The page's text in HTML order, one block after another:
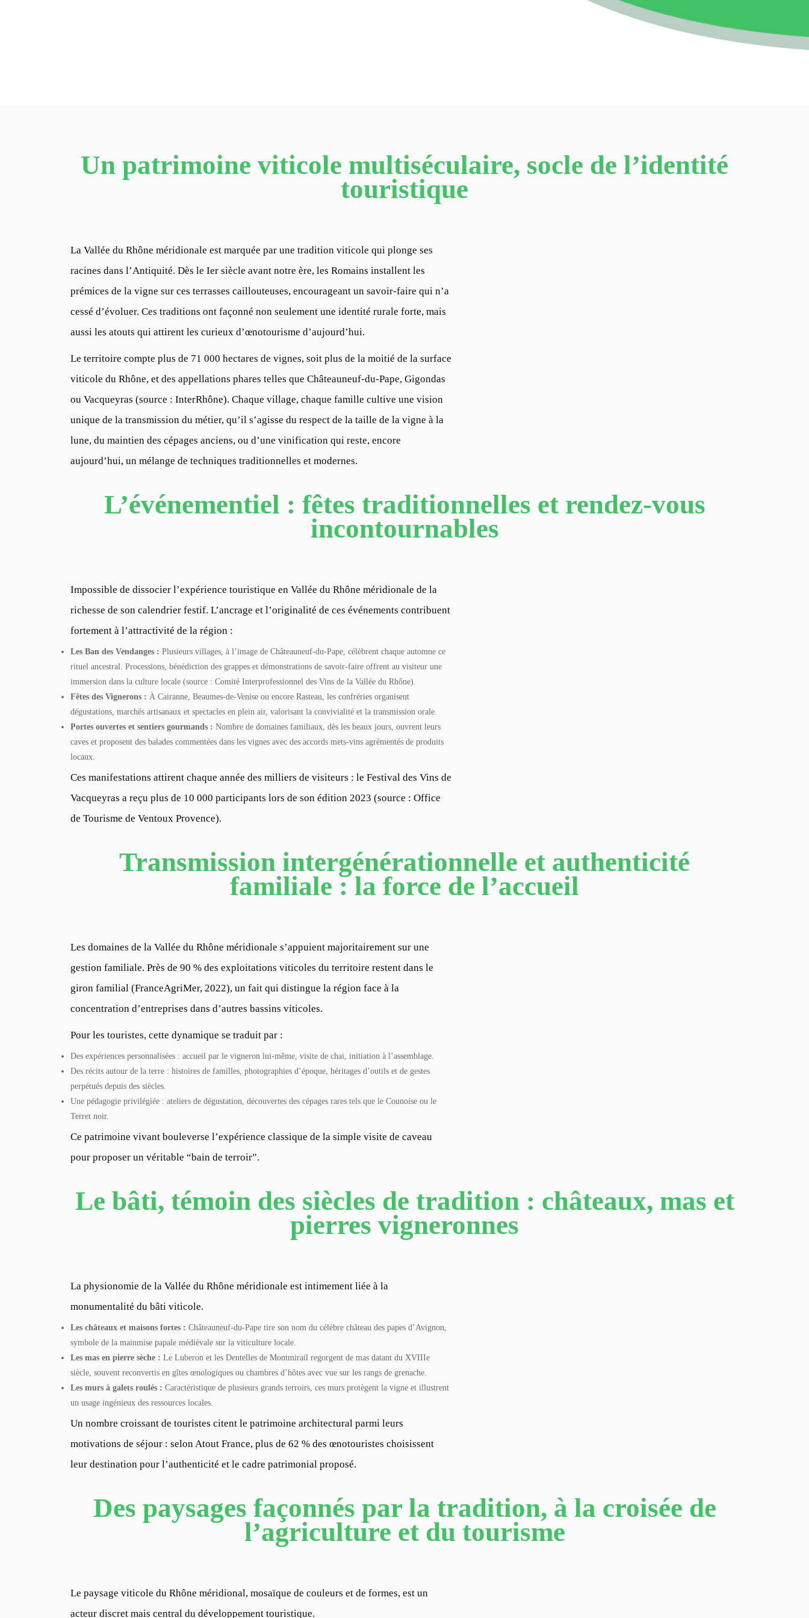
Un patrimoine viticole multiséculaire, socle de l’identité
touristique
La Vallée du Rhône méridionale est marquée par une tradition viticole qui plonge ses
racines dans l’Antiquité. Dès le Ier siècle avant notre ère, les Romains installent les
prémices de la vigne sur ces terrasses caillouteuses, encourageant un savoir-faire qui n’a
cessé d’évoluer. Ces traditions ont façonné non seulement une identité rurale forte, mais
aussi les atouts qui attirent les curieux d’œnotourisme d’aujourd’hui.
Le territoire compte plus de 71 000 hectares de vignes, soit plus de la moitié de la surface
viticole du Rhône, et des appellations phares telles que Châteauneuf-du-Pape, Gigondas
ou Vacqueyras (source : InterRhône). Chaque village, chaque famille cultive une vision
unique de la transmission du métier, qu’il s’agisse du respect de la taille de la vigne à la
lune, du maintien des cépages anciens, ou d’une vinification qui reste, encore
aujourd’hui, un mélange de techniques traditionnelles et modernes.
L’événementiel : fêtes traditionnelles et rendez-vous
incontournables
Impossible de dissocier l’expérience touristique en Vallée du Rhône méridionale de la
richesse de son calendrier festif. L’ancrage et l’originalité de ces événements contribuent
fortement à l’attractivité de la région :
Les Ban des Vendanges : Plusieurs villages, à l’image de Châteauneuf-du-Pape, célèbrent chaque automne ce
rituel ancestral. Processions, bénédiction des grappes et démonstrations de savoir-faire offrent au visiteur une
immersion dans la culture locale (source : Comité Interprofessionnel des Vins de la Vallée du Rhône).
Fêtes des Vignerons : À Cairanne, Beaumes-de-Venise ou encore Rasteau, les confréries organisent
dégustations, marchés artisanaux et spectacles en plein air, valorisant la convivialité et la transmission orale.
Portes ouvertes et sentiers gourmands : Nombre de domaines familiaux, dès les beaux jours, ouvrent leurs
caves et proposent des balades commentées dans les vignes avec des accords mets-vins agrémentés de produits
locaux.
Ces manifestations attirent chaque année des milliers de visiteurs : le Festival des Vins de
Vacqueyras a reçu plus de 10 000 participants lors de son édition 2023 (source : Office
de Tourisme de Ventoux Provence).
Transmission intergénérationnelle et authenticité
familiale : la force de l’accueil
Les domaines de la Vallée du Rhône méridionale s’appuient majoritairement sur une
gestion familiale. Près de 90 % des exploitations viticoles du territoire restent dans le
giron familial (FranceAgriMer, 2022), un fait qui distingue la région face à la
concentration d’entreprises dans d’autres bassins viticoles.
Pour les touristes, cette dynamique se traduit par :
Des expériences personnalisées : accueil par le vigneron lui-même, visite de chai, initiation à l’assemblage.
Des récits autour de la terre : histoires de familles, photographies d’époque, héritages d’outils et de gestes
perpétués depuis des siècles.
Une pédagogie privilégiée : ateliers de dégustation, découvertes des cépages rares tels que le Counoise ou le
Terret noir.
Ce patrimoine vivant bouleverse l’expérience classique de la simple visite de caveau
pour proposer un véritable “bain de terroir”.
Le bâti, témoin des siècles de tradition : châteaux, mas et
pierres vigneronnes
La physionomie de la Vallée du Rhône méridionale est intimement liée à la
monumentalité du bâti viticole.
Les châteaux et maisons fortes : Châteauneuf-du-Pape tire son nom du célèbre château des papes d’Avignon,
symbole de la mainmise papale médiévale sur la viticulture locale.
Les mas en pierre sèche : Le Luberon et les Dentelles de Montmirail regorgent de mas datant du XVIIIe
siècle, souvent reconvertis en gîtes œnologiques ou chambres d’hôtes avec vue sur les rangs de grenache.
Les murs à galets roulés : Caractéristique de plusieurs grands terroirs, ces murs protègent la vigne et illustrent
un usage ingénieux des ressources locales.
Un nombre croissant de touristes citent le patrimoine architectural parmi leurs
motivations de séjour : selon Atout France, plus de 62 % des œnotouristes choisissent
leur destination pour l’authenticité et le cadre patrimonial proposé.
Des paysages façonnés par la tradition, à la croisée de
l’agriculture et du tourisme
Le paysage viticole du Rhône méridional, mosaïque de couleurs et de formes, est un
acteur discret mais central du développement touristique.